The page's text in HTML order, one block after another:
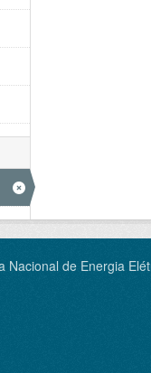
Nacional de Energia